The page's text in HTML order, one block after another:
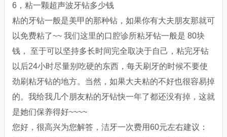
6，粘一颗超声波牙钻多少钱
粘的牙钻一般是美甲的那种钻，如果你有大夫朋友那就可
以免费粘了~~ 我们这里的口腔诊所粘牙钻一般是 80块
钱， 至于可以坚持多长时间完全取决于自己，粘完牙钻
以后24小时尽量别吃硬的东西，每天刷牙的时候不要使
劲刷粘牙钻的地方。当然，如果大夫粘的不好也很容易掉
的。我给我几个朋友粘的牙钻快一年了都还没有掉，这就
是她们保养得好~~~~
您好，很高兴为您解答，洁牙一次费用60元左右建议：